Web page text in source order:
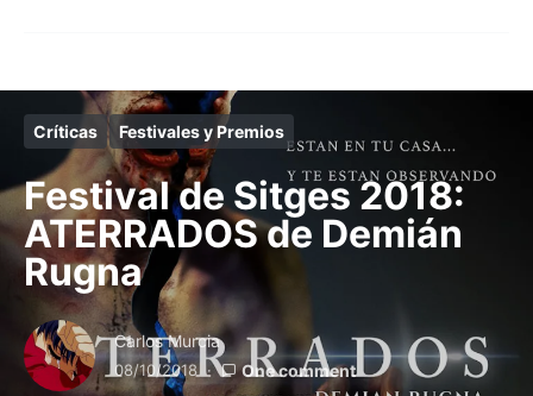
Críticas Festivales y Premios
Festival de Sitges 2018:
ATERRADOS de Demián
Rugna
Carlos Murcia
08/10/2018 One comment